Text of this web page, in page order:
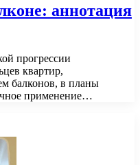
аннотация
прогрессии
квартир,
балконов, в планы
применение…